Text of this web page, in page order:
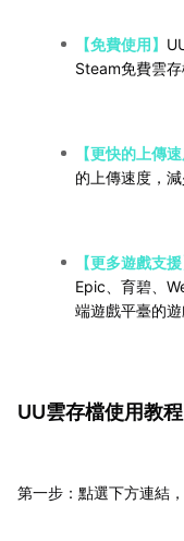
【免費使用】
Steam免費雲存
【更快的上傳速
的上傳速度，減
【更多遊戲支援
Epic、育碧、
端遊戲平臺的遊
UU雲存檔使用教程
第一步：點選下方連結